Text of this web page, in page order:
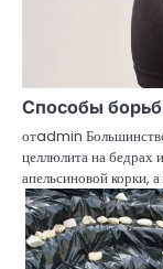
Способы
отadmin
целлюлита на бедрах
апельсиновой корки,